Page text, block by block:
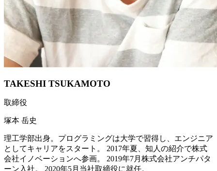
TAKESHI TSUKAMOTO
取締役
塚本 岳史
理工学部出身。プログラミングは大学で習得し、エンジニア
としてキャリアをスタート。 2017年夏、知人の紹介で株式
会社イノベーションへ参画。 2019年7月株式会社アンチパタ
ーン入社。 2020年5月当社取締役に就任。